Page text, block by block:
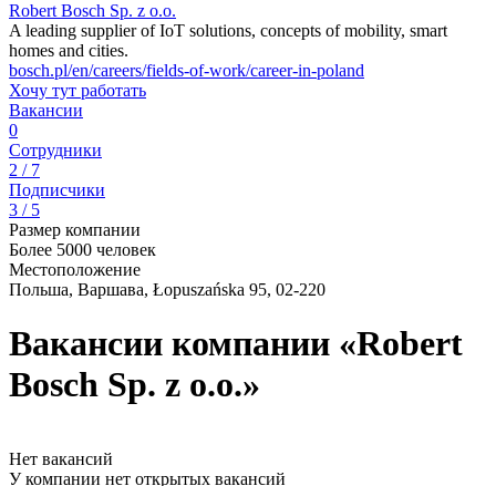
Robert Bosch Sp. z o.o.
A leading supplier of IoT solutions, concepts of mobility, smart
homes and cities.
bosch.pl/en/careers/fields-of-work/career-in-poland
Хочу тут работать
Вакансии
0
Сотрудники
2 / 7
Подписчики
3 / 5
Размер компании
Более 5000 человек
Местоположение
Польша, Варшава, Łopuszańska 95, 02-220
Вакансии компании «Robert
Bosch Sp. z o.o.»
Нет вакансий
У компании нет открытых вакансий